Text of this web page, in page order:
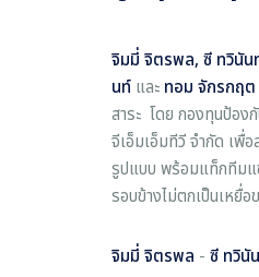
จิมมี่ จิตรพล, ซี ทวินัน
นท์ และ ทอม จักรกฤต
สาระ โดย กองทุนป้อง
จีเอ็มเอ็มทีวี จำกัด เพื่
รูปแบบ พร้อมแท็กทีมแ
รอบข้างไม่ตกเป็นเหยื่
จิมมี่ จิตรพล - ซี ทวินั